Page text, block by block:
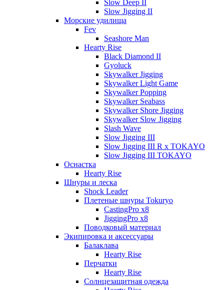
Slow Deep II
Slow Jigging II
Морские удилища
Fev
Seashore Man
Hearty Rise
Black Diamond II
Gyoluck
Skywalker Jigging
Skywalker Light Game
Skywalker Popping
Skywalker Seabass
Skywalker Shore Jigging
Skywalker Slow Jigging
Slash Wave
Slow Jigging III
Slow Jigging III R x TOKAYO
Slow Jigging III TOKAYO
Оснастка
Hearty Rise
Шнуры и леска
Shock Leader
Плетеные шнуры Tokuryo
CastingPro x8
JiggingPro x8
Поводковый материал
Экипировка и аксессуары
Балаклава
Hearty Rise
Перчатки
Hearty Rise
Солнцезащитная одежда